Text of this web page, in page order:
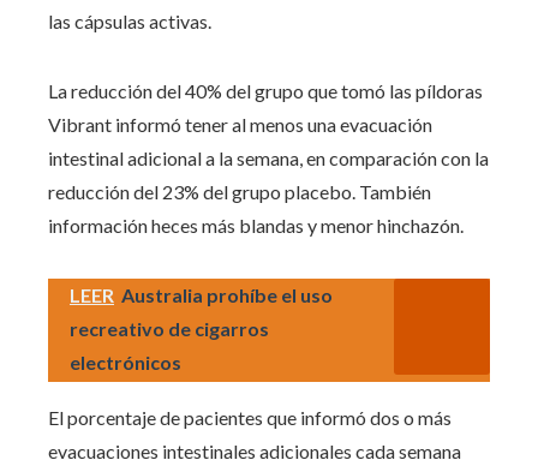
las cápsulas activas.
La reducción del 40% del grupo que tomó las píldoras
Vibrant informó tener al menos una evacuación
intestinal adicional a la semana, en comparación con la
reducción del 23% del grupo placebo. También
información heces más blandas y menor hinchazón.
LEER Australia prohíbe el uso
recreativo de cigarros
electrónicos
El porcentaje de pacientes que informó dos o más
evacuaciones intestinales adicionales cada semana